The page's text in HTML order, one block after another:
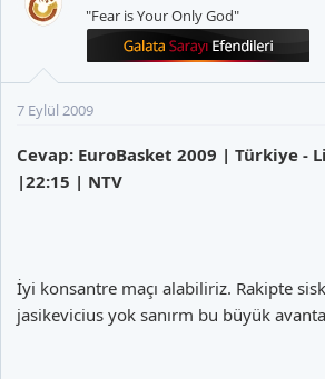
"Fear is Your Only God"
7 Eylül 2009
Cevap: EuroBasket 2009 | Türkiye -
|22:15 | NTV
İyi konsantre maçı alabiliriz. Rakipte
jasikevicius yok sanırm bu büyük